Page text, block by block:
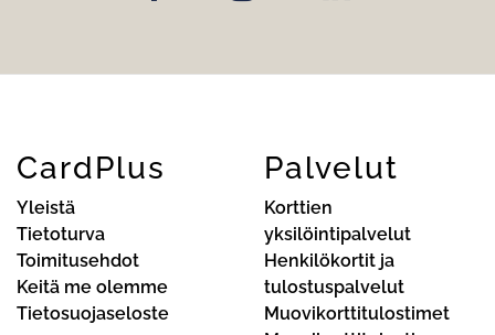
CardPlus
Yleistä
Tietoturva
Toimitusehdot
Keitä me olemme
Tietosuojaseloste
Palvelut
Korttien
yksilöintipalvelut
Henkilökortit ja
tulostuspalvelut
Muovikorttitulostimet